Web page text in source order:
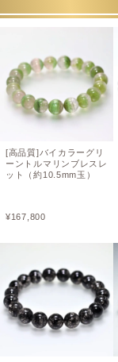
[高品質]バイカラーグリ
ーントルマリンブレスレ
ット（約10.5mm玉）
¥167,800